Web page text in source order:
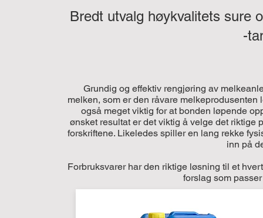
Bredt utvalg høykvalitets sure
-
Grundig og effektiv rengjøring av
melken, som er den råvare
også meget viktig for at bonden løpende
ønsket resultat er det viktig å velge det riktige
forskriftene. Likeledes spiller en lang rekke
inn på
Forbruksvarer har den riktige løsning til et
forslag som